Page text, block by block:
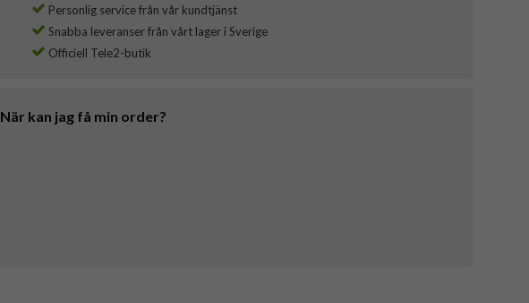
Personlig service från vår kundtjänst
Snabba leveranser från vårt lager i Sverige
Officiell Tele2-butik
När kan jag få min order?